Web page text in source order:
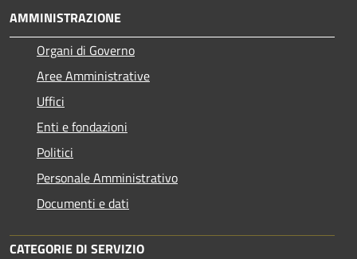
AMMINISTRAZIONE
Organi di Governo
Aree Amministrative
Uffici
Enti e fondazioni
Politici
Personale Amministrativo
Documenti e dati
CATEGORIE DI SERVIZIO